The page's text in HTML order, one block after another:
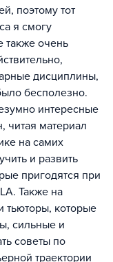
поэтому тот
я смогу
также очень
дисциплины,
бесполезно.
интересные
читая материал
на самих
и развить
пригодятся при
Также на
тьюторы, которые
сильные и
советы по
траектории